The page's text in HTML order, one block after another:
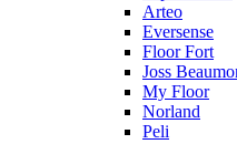
Arteo
Eversense
Floor Fort
Joss
My Floor
Norland
Peli